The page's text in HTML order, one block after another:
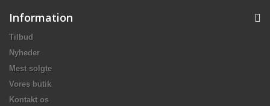
Information
Tilbud
Nyheder
Mest solgte
Vores butik
Kontakt os